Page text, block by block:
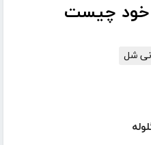
خود چیست
شل